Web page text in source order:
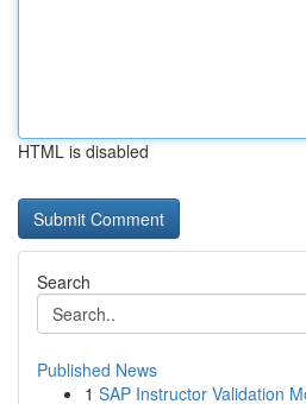
HTML is disabled
Search
Published News
1 SAP Instructor Validation